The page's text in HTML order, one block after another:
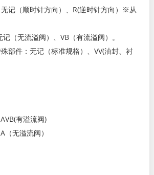
无记（顺时针方向）、R(逆时针方向）※从
记（无流溢阀）、VB（有流溢阀）。
殊部件：无记（标准规格）、VV(油封、衬
有溢流阀)
无溢流阀）